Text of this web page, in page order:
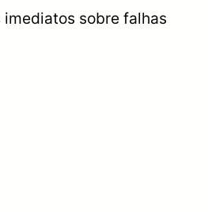
sobre falhas